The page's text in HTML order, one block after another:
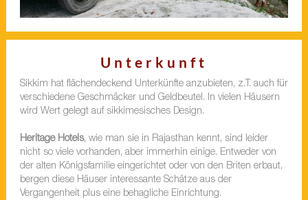
Unterkunft
Sikkim hat flächendeckend Unterkünfte anzubieten, z.T. auch für
verschiedene Geschmäcker und Geldbeutel. In vielen Häusern
wird Wert gelegt auf sikkimesisches Design.
Heritage Hotels, wie man sie in Rajasthan kennt, sind leider
nicht so viele vorhanden, aber immerhin einige. Entweder von
der alten Königsfamilie eingerichtet oder von den Briten erbaut,
bergen diese Häuser interessante Schätze aus der
Vergangenheit plus eine behagliche Einrichtung.